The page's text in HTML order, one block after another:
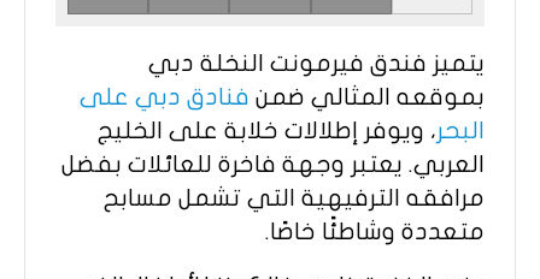
يتميز فندق فيرمونت النخلة دبي
بموقعه المثالي ضمن فنادق دبي على
البحر، ويوفر إطلالات خلابة على الخليج
العربي. يعتبر وجهة فاخرة للعائلات بفضل
مرافقه الترفيهية التي تشمل مسابح
متعددة وشاطئًا خاصًا.